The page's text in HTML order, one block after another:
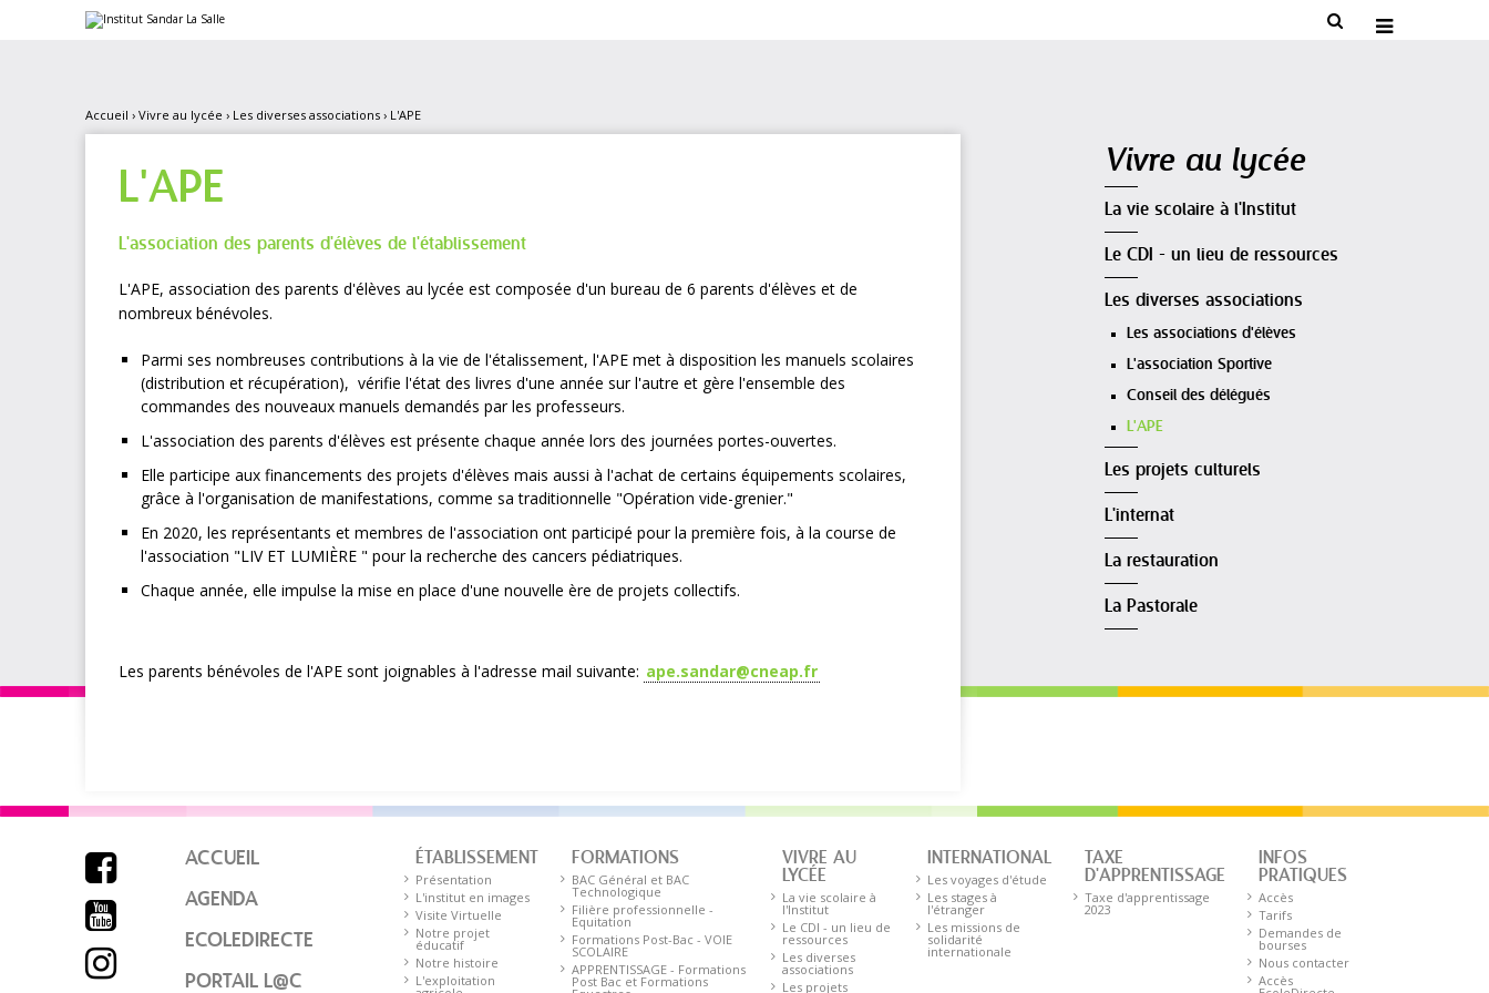
 
Accueil › Vivre au lycée › Les diverses associations › L'APE
L'APE
L'association des parents d'élèves de l'établissement
L'APE, association des parents d'élèves au lycée est composée d'un bureau de 6 parents d'élèves et de
nombreux bénévoles.
Parmi ses nombreuses contributions à la vie de l'étalissement, l'APE met à disposition les manuels scolaires
(distribution et récupération), vérifie l'état des livres d'une année sur l'autre et gère l'ensemble des
commandes des nouveaux manuels demandés par les professeurs.
L'association des parents d'élèves est présente chaque année lors des journées portes-ouvertes.
Elle participe aux financements des projets d'élèves mais aussi à l'achat de certains équipements scolaires,
grâce à l'organisation de manifestations, comme sa traditionnelle "Opération vide-grenier."
En 2020, les représentants et membres de l'association ont participé pour la première fois, à la course de
l'association "LIV ET LUMIÈRE " pour la recherche des cancers pédiatriques.
Chaque année, elle impulse la mise en place d'une nouvelle ère de projets collectifs.
Les parents bénévoles de l'APE sont joignables à l'adresse mail suivante: ape.sandar@cneap.fr
Vivre au lycée
La vie scolaire à l'Institut
Le CDI - un lieu de ressources
Les diverses associations
Les associations d'élèves
L'association Sportive
Conseil des délégués
L'APE
Les projets culturels
L'internat
La restauration
La Pastorale



ACCUEIL
AGENDA
ECOLEDIRECTE
PORTAIL L@C
ÉTABLISSEMENT
Présentation
L'institut en images
Visite Virtuelle
Notre projet
éducatif
Notre histoire
L'exploitation
FORMATIONS
BAC Général et BAC
Technologique
Filière professionnelle -
Equitation
Formations Post-Bac - VOIE
SCOLAIRE
APPRENTISSAGE - Formations
Post Bac et Formations
VIVRE AU
LYCÉE
La vie scolaire à
l'Institut
Le CDI - un lieu de
ressources
Les diverses
associations
Les projets
INTERNATIONAL
Les voyages d'étude
Les stages à
l'étranger
Les missions de
solidarité
internationale
TAXE
D'APPRENTISSAGE
Taxe d'apprentissage
2023
INFOS
PRATIQUES
Accès
Tarifs
Demandes de
bourses
Nous contacter
Accès